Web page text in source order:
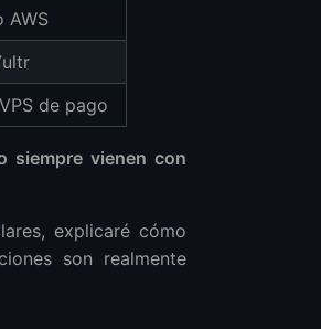
AWS
de pago
siempre vienen con
explicaré cómo
son realmente